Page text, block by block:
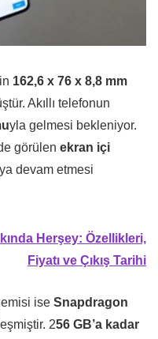
162,6 x 76 x 8,8 mm
Akıllı telefonun
yla gelmesi bekleniyor.
görülen ekran içi
devam etmesi
Herşey: Özellikleri,
Fiyatı ve Çıkış Tarihi
ise Snapdragon
256 GB’a kadar